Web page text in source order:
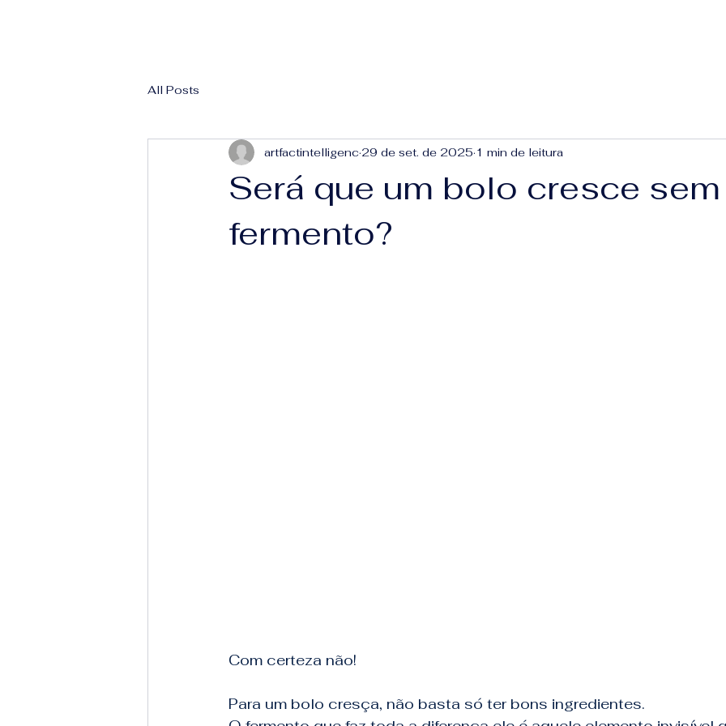
All Posts
Será que um bolo cresce sem
fermento?
artfactintelligenc 29 de set. de 2025 1 min de leitura
Com certeza não!
Para um bolo cresça, não basta só ter bons ingredientes.